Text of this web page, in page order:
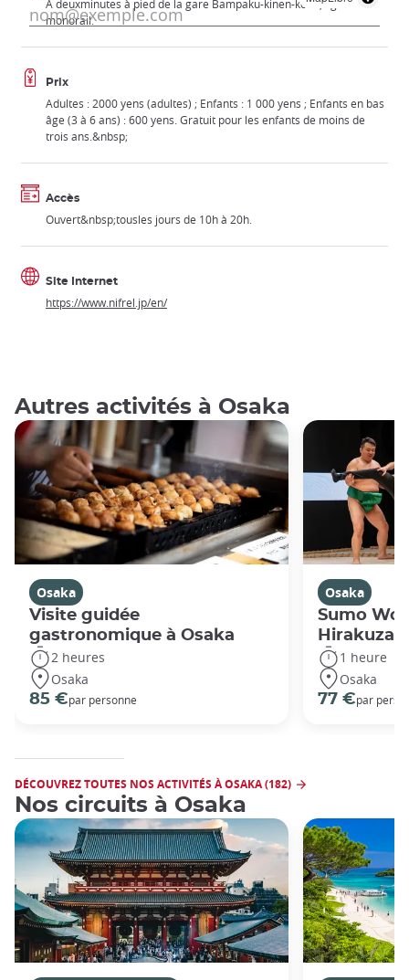
A deuxminutes à pied de la gare Bampaku-kinen-koen, ligne
monorail.
Prix
Adultes : 2000 yens (adultes) ; Enfants : 1 000 yens ; Enfants en bas
âge (3 à 6 ans) : 600 yens. Gratuit pour les enfants de moins de
trois ans.&nbsp;
Accès
Ouvert&nbsp;tousles jours de 10h à 20h.
Site Internet
https://www.nifrel.jp/en/
Autres activités à Osaka
Osaka
Visite guidée
gastronomique à Osaka
2 heures
Osaka
85 €par personne
Osaka
Sumo
Hirakuza
1 heure
Osaka
77 €par
DÉCOUVREZ TOUTES NOS ACTIVITÉS À OSAKA (182)
Nos circuits à Osaka